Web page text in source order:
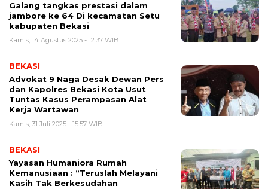
Galang tangkas prestasi dalam
jambore ke 64 Di kecamatan Setu
kabupaten Bekasi
Kamis, 14 Agustus 2025 - 12:37 WIB
BEKASI
Advokat 9 Naga Desak Dewan Pers
dan Kapolres Bekasi Kota Usut
Tuntas Kasus Perampasan Alat
Kerja Wartawan
Kamis, 31 Juli 2025 - 15:57 WIB
BEKASI
Yayasan Humaniora Rumah
Kemanusiaan : “Teruslah Melayani
Kasih Tak Berkesudahan